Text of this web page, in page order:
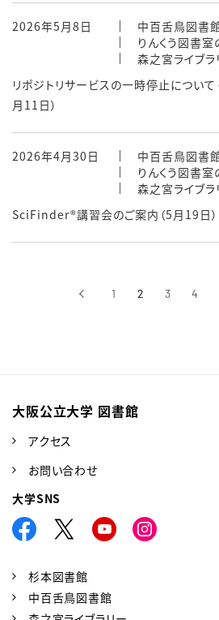
2026年5月8日
中百舌鳥図書
りんくう図書
森之宮ライブ
リポジトリサービスの一時停止につい
月11日）
2026年4月30日
中百舌鳥図書
りんくう図書
森之宮ライブ
SciFinder®講習会のご案内（5月19日）
‹前へ 1 2 3 4
大阪公立大学 図書館
アクセス
お問い合わせ
大学SNS
杉本図書館
中百舌鳥図書館